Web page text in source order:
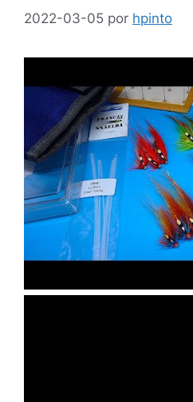
2022-03-05 por hpinto